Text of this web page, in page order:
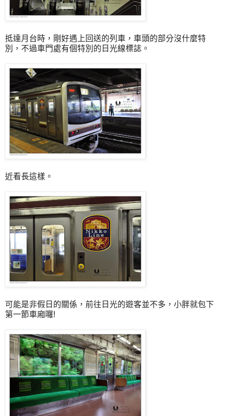
抵達月台時，剛好遇上回送的列車，車頭的部分沒什麼特
別，不過車門處有個特別的日光線標誌。
近看長這樣。
可能是非假日的關係，前往日光的遊客並不多，小胖就包下
第一節車廂囉!